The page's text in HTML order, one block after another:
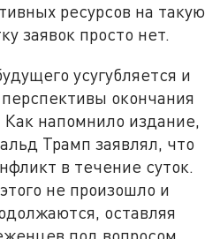
ресурсов на такую
заявок просто нет.
усугубляется и
окончания
Как напомнило издание,
Трамп заявлял, что
в течение суток.
не произошло и
оставляя
под вопросом.